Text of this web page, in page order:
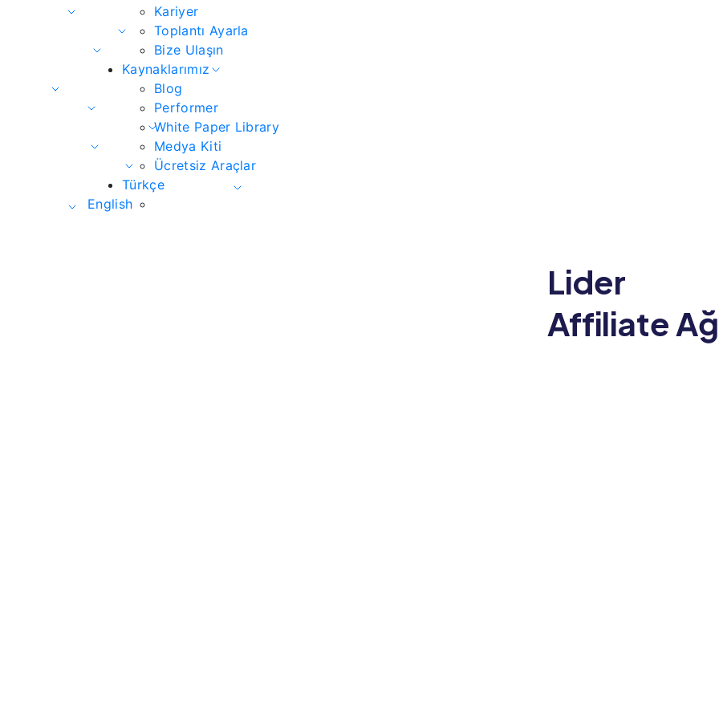
Kariyer
Toplantı Ayarla
Bize Ulaşın
Kaynaklarımız
Blog
Performer
White Paper Library
Medya Kiti
Ücretsiz Araçlar
Türkçe
English
Lider
Affiliate